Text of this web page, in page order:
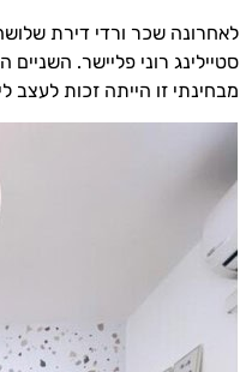
סטיילינג רוני פליישר. השניים
מבחינתי זו הייתה זכות לעצב